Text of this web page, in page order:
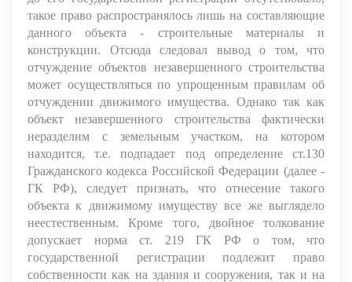
такое право распространялось лишь на составляющие
данного объекта - строительные материалы и
конструкции. Отсюда следовал вывод о том, что
отчуждение объектов незавершенного строительства
может осуществляться по упрощенным правилам об
отчуждении движимого имущества. Однако так как
объект незавершенного строительства фактически
неразделим с земельным участком, на котором
находится, т.е. подпадает под определение ст.130
Гражданского кодекса Российской Федерации (далее -
ГК РФ), следует признать, что отнесение такого
объекта к движимому имуществу все же выглядело
неестественным. Кроме того, двойное толкование
допускает норма ст. 219 ГК РФ о том, что
государственной регистрации подлежит право
собственности как на здания и сооружения, так и на